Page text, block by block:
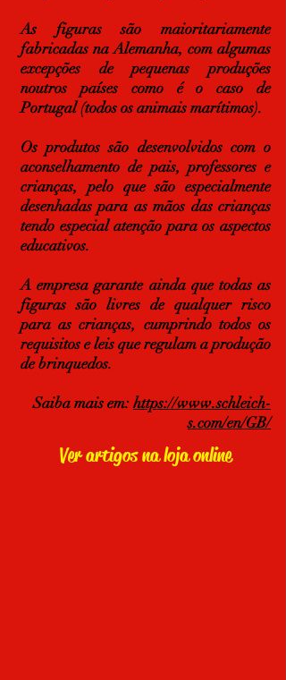
As figuras são maioritariamente
fabricadas na Alemanha, com algumas
excepções de pequenas produções
noutros países como é o caso de
Portugal (todos os animais marítimos).
Os produtos são desenvolvidos com o
aconselhamento de pais, professores e
crianças, pelo que são especialmente
desenhadas para as mãos das crianças
tendo especial atenção para os aspectos
educativos.
A empresa garante ainda que todas as
figuras são livres de qualquer risco
para as crianças, cumprindo todos os
requisitos e leis que regulam a produção
de brinquedos.
Saiba mais em: https://www.schleich-
s.com/en/GB/
Ver artigos na loja online